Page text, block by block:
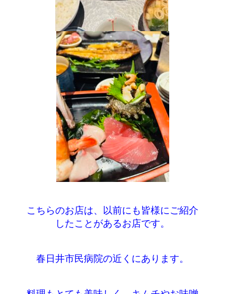
こちらのお店は、以前にも皆様にご紹介
したことがあるお店です。
春日井市民病院の近くにあります。